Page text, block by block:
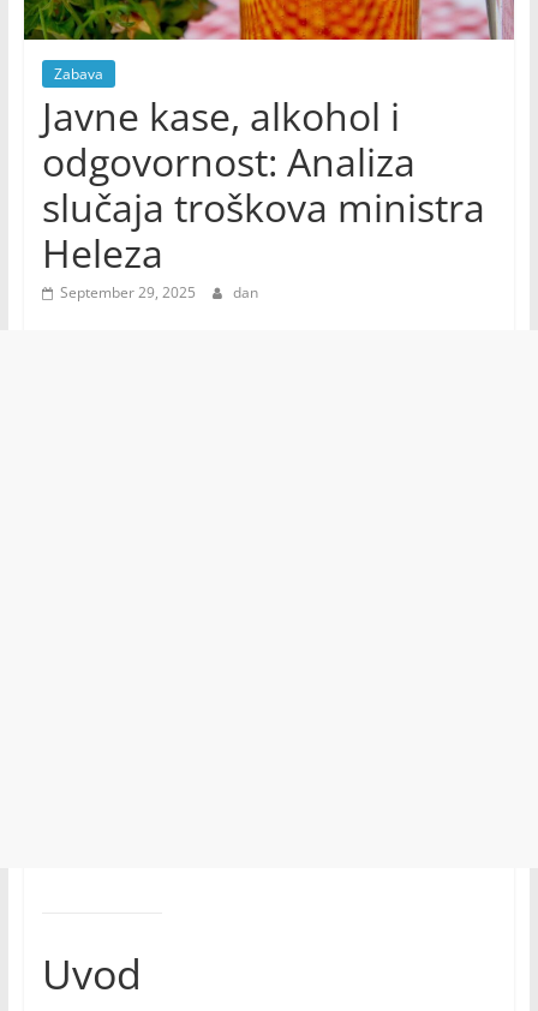
Zabava
Javne kase, alkohol i
odgovornost: Analiza
slučaja troškova ministra
Heleza
September 29, 2025 dan
Uvod